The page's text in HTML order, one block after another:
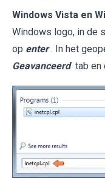
Windows Vista en
Windows logo, in de
op enter . In het
Geavanceerd tab en